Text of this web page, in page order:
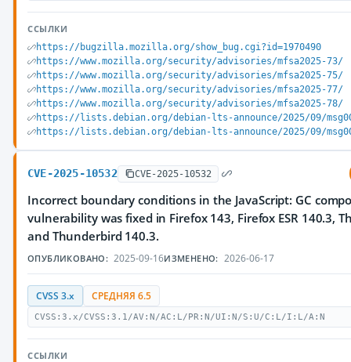
ССЫЛКИ
https://bugzilla.mozilla.org/show_bug.cgi?id=1970490
https://www.mozilla.org/security/advisories/mfsa2025-73/
https://www.mozilla.org/security/advisories/mfsa2025-75/
https://www.mozilla.org/security/advisories/mfsa2025-77/
https://www.mozilla.org/security/advisories/mfsa2025-78/
https://lists.debian.org/debian-lts-announce/2025/09/
https://lists.debian.org/debian-lts-announce/2025/09/
CVE-2025-10532 CVE-2025-10532
Incorrect boundary conditions in the JavaScript: GC
vulnerability was fixed in Firefox 143, Firefox ESR 140.3,
and Thunderbird 140.3.
ОПУБЛИКОВАНО: 2025-09-16ИЗМЕНЕНО: 2026-06-17
CVSS 3.x СРЕДНЯЯ 6.5
CVSS:3.x/CVSS:3.1/AV:N/AC:L/PR:N/UI:N/S:U/C:L/I:L/A:N
ССЫЛКИ